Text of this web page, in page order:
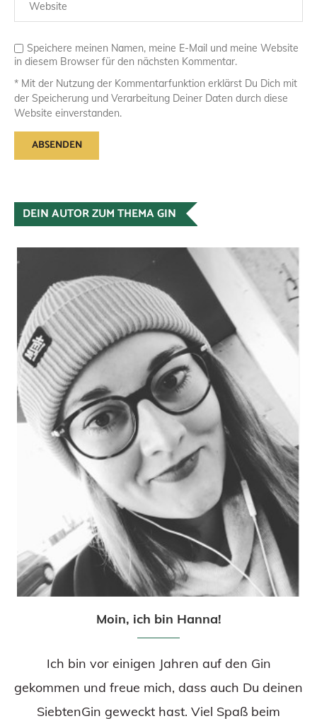
Speichere meinen Namen, meine E-Mail und meine Website
in diesem Browser für den nächsten Kommentar.
* Mit der Nutzung der Kommentarfunktion erklärst Du Dich mit
der Speicherung und Verarbeitung Deiner Daten durch diese
Website einverstanden.
DEIN AUTOR ZUM THEMA GIN
Moin, ich bin Hanna!
Ich bin vor einigen Jahren auf den Gin
gekommen und freue mich, dass auch Du deinen
SiebtenGin geweckt hast. Viel Spaß beim